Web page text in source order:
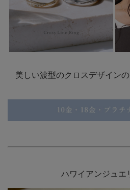
美しい波型のクロスデザインの
ハワイアンジュエ